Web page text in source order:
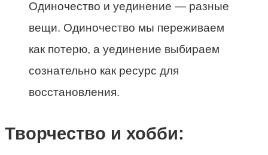
Одиночество и уединение — разные
вещи. Одиночество мы переживаем
как потерю, а уединение выбираем
сознательно как ресурс для
восстановления.
Творчество и хобби: